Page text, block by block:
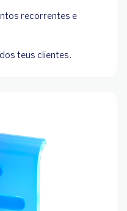
recorrentes e
teus clientes.